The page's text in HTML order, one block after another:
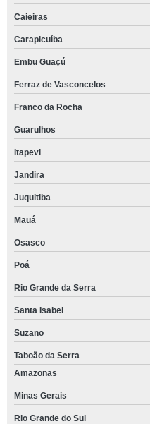
Caieiras
Carapicuíba
Embu Guaçú
Ferraz de Vasconcelos
Franco da Rocha
Guarulhos
Itapevi
Jandira
Juquitiba
Mauá
Osasco
Poá
Rio Grande da Serra
Santa Isabel
Suzano
Taboão da Serra
Amazonas
Minas Gerais
Rio Grande do Sul